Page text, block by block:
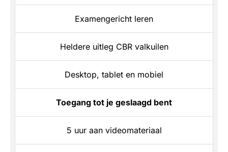
Examengericht leren
Heldere uitleg CBR valkuilen
Desktop, tablet en mobiel
Toegang tot je geslaagd bent
5 uur aan videomateriaal